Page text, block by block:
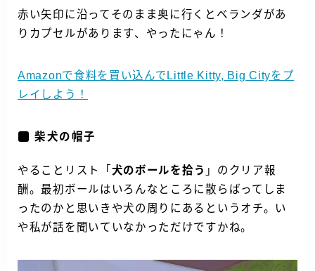
赤い矢印に沿ってそのまま奥に行くとベランダがあ
りカプセルがあります、やったにゃん！
Amazonで食料を買い込んでLittle Kitty, Big Cityをプ
レイしよう！
柴犬の帽子
やることリスト「 犬のボールを拾う 」のクリア報
酬。最初ボールはいろんなところに散らばってしま
ったのかと思いきや犬の周りにあるというオチ。い
や私が話を聞いていなかっただけですかね。